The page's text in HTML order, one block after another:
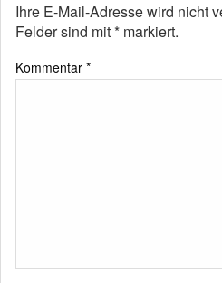
Ihre E-Mail-Adresse wird nicht
Felder sind mit* markiert.
Kommentar *